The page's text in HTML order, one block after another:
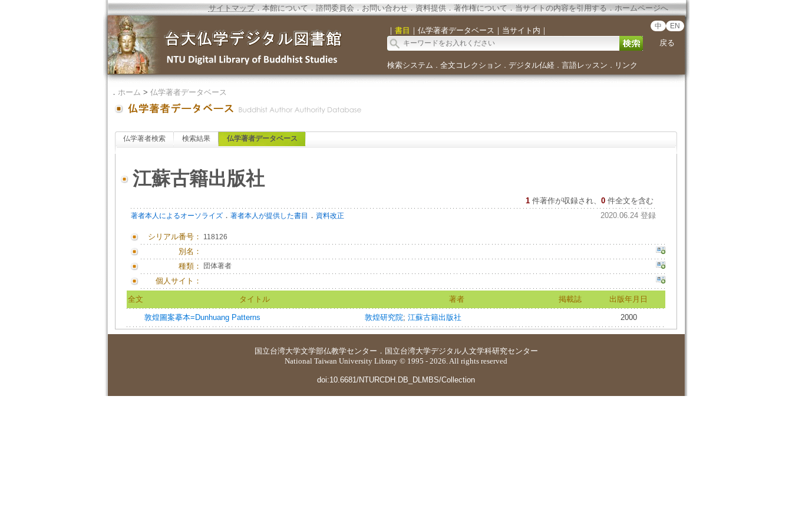
サイトマップ．本館について．諮問委員会． お問い合わせ． 資料提供．著作権について．当サイトの内容を引用する．ホームページへ
｜ 書目 ｜ 仏学著者データベース ｜ 当サイト内 ｜ 中 EN
戻る
検索システム ． 全文コレクション ． デジタル仏経． 言語レッスン ． リンク
． ホーム > 仏学著者データベース
仏学著者検索 検索結果 仏学著者データベース
江蘇古籍出版社
1 件著作が収録され、 0件全文を含む
著者本人によるオーソライズ． 著者本人が提供した書目 ． 資料改正 2020.06.24 登録
シリアル番号： 118126
別名：
種類：
団体著者
個人サイト：
全文 タイトル 著者 掲載誌 出版年月日
敦煌圖案摹本=Dunhuang Patterns 敦煌研究院; 江蘇古籍出版社 2000
国立台湾大学文学部仏教学センター ． 国立台湾大学デジタル人文学科研究センター
National Taiwan University Library © 1995 - 2026. All rights reserved
doi:10.6681/NTURCDH.DB_DLMBS/Collection